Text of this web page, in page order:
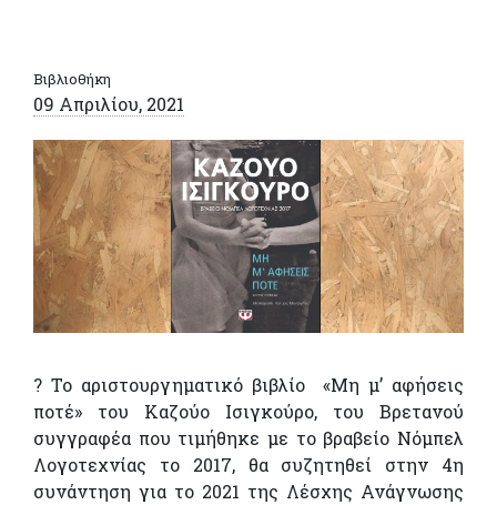
Βιβλιοθήκη
09 Απριλίου, 2021
? Το αριστουργηματικό βιβλίο «Μη μ’ αφήσεις
ποτέ» του Καζούο Ισιγκούρο, του Βρετανού
συγγραφέα που τιμήθηκε με το βραβείο Νόμπελ
Λογοτεχνίας το 2017, θα συζητηθεί στην 4η
συνάντηση για το 2021 της Λέσχης Ανάγνωσης